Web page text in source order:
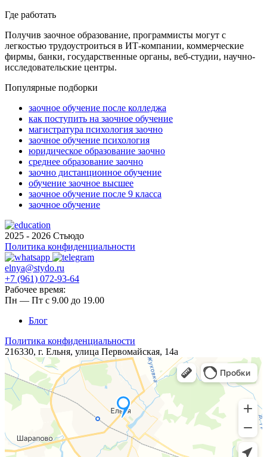
Где работать
Получив заочное образование, программисты могут с
легкостью трудоустроиться в ИТ-компании, коммерческие
фирмы, банки, государственные органы, веб-студии, научно-
исследовательские центры.
Популярные подборки
заочное обучение после колледжа
как поступить на заочное обучение
магистратура психология заочно
заочное обучение психология
юридическое образование заочно
среднее образование заочно
заочно дистанционное обучение
обучение заочное высшее
заочное обучение после 9 класса
заочное обучение
2025 - 2026 Стьюдо
Политика конфиденциальности
elnya@stydo.ru
+7 (961) 072-93-64
Рабочее время:
Пн — Пт с 9.00 до 19.00
Блог
Политика конфиденциальности
216330, г. Ельня, ​​улица ​Первомайская, 14а